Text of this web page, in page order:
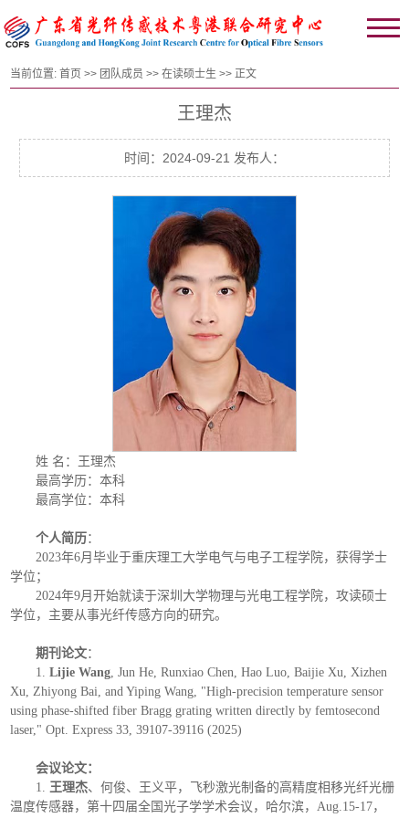
当前位置:首页 >> 团队成员 >>在读硕士生 >> 正文
王理杰
时间：2024-09-21 发布人：
姓 名：王理杰
最高学历：本科
最高学位：本科
个人简历：
2023年6月毕业于重庆理工大学电气与电子工程学院，获得学士
学位；
2024年9月开始就读于深圳大学物理与光电工程学院，攻读硕士
学位，主要从事光纤传感方向的研究。
期刊论文：
1.Lijie Wang , Jun He, Runxiao Chen, Hao Luo, Baijie Xu, Xizhen
Xu, Zhiyong Bai, and Yiping Wang, "High-precision temperature sensor
using phase-shifted fiber Bragg grating written directly by femtosecond
laser," Opt. Express 33, 39107-39116 (2025)
会议论文：
1. 王理杰、何俊、王义平，飞秒激光制备的高精度相移光纤光栅
温度传感器，第十四届全国光子学学术会议，哈尔滨，Aug.15-17，